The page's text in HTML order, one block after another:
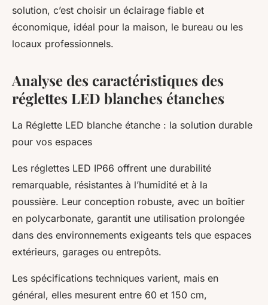
solution, c’est choisir un éclairage fiable et
économique, idéal pour la maison, le bureau ou les
locaux professionnels.
Analyse des caractéristiques des
réglettes LED blanches étanches
La Réglette LED blanche étanche : la solution durable
pour vos espaces
Les réglettes LED IP66 offrent une durabilité
remarquable, résistantes à l’humidité et à la
poussière. Leur conception robuste, avec un boîtier
en polycarbonate, garantit une utilisation prolongée
dans des environnements exigeants tels que espaces
extérieurs, garages ou entrepôts.
Les spécifications techniques varient, mais en
général, elles mesurent entre 60 et 150 cm,